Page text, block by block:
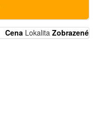
Cena Lokalita Zobrazené